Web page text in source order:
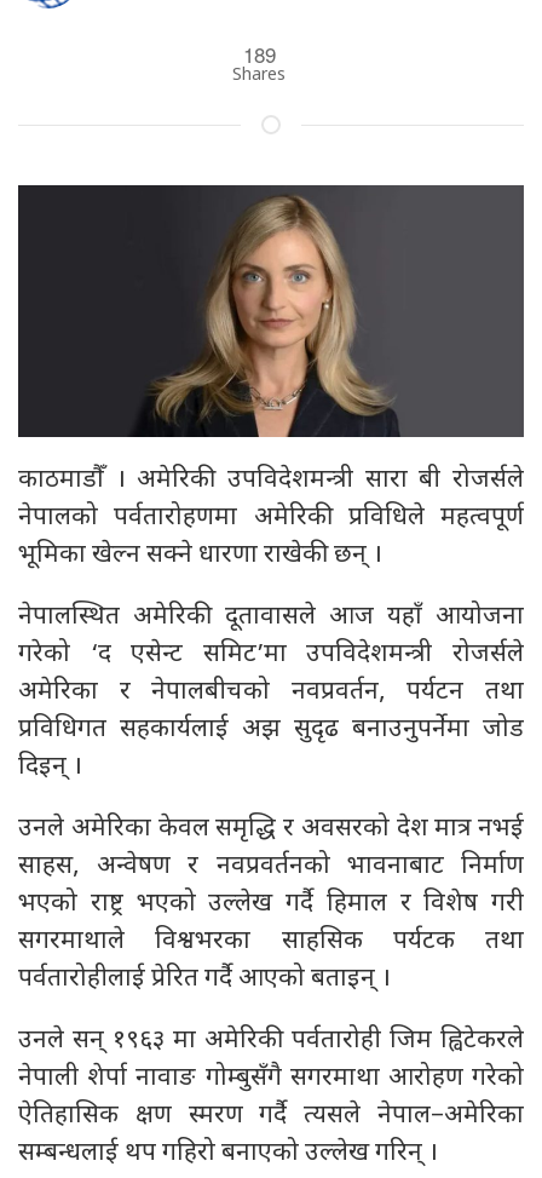
189
Shares
काठमाडौँ । अमेरिकी उपविदेशमन्त्री सारा बी रोजर्सले
नेपालको पर्वतारोहणमा अमेरिकी प्रविधिले महत्वपूर्ण
भूमिका खेल्न सक्ने धारणा राखेकी छन् ।
नेपालस्थित अमेरिकी दूतावासले आज यहाँ आयोजना
गरेको ‘द एसेन्ट समिट’मा उपविदेशमन्त्री रोजर्सले
अमेरिका र नेपालबीचको नवप्रवर्तन, पर्यटन तथा
प्रविधिगत सहकार्यलाई अझ सुदृढ बनाउनुपर्नेमा जोड
दिइन् ।
उनले अमेरिका केवल समृद्धि र अवसरको देश मात्र नभई
साहस, अन्वेषण र नवप्रवर्तनको भावनाबाट निर्माण
भएको राष्ट्र भएको उल्लेख गर्दै हिमाल र विशेष गरी
सगरमाथाले विश्वभरका साहसिक पर्यटक तथा
पर्वतारोहीलाई प्रेरित गर्दै आएको बताइन् ।
उनले सन् १९६३ मा अमेरिकी पर्वतारोही जिम ह्विटेकरले
नेपाली शेर्पा नावाङ गोम्बुसँगै सगरमाथा आरोहण गरेको
ऐतिहासिक क्षण स्मरण गर्दै त्यसले नेपाल–अमेरिका
सम्बन्धलाई थप गहिरो बनाएको उल्लेख गरिन् ।